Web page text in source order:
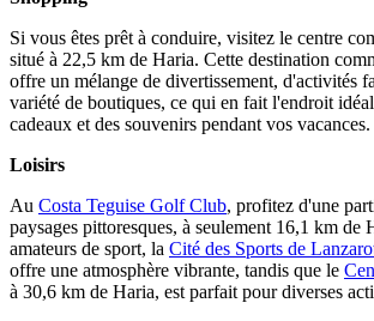
Si vous êtes prêt à conduire, visitez le centre
situé à 22,5 km de Haria. Cette destination
offre un mélange de divertissement, d'activités
variété de boutiques, ce qui en fait l'endroit
cadeaux et des souvenirs pendant vos vacances.
Loisirs
Au Costa Teguise Golf Club, profitez d'une
paysages pittoresques, à seulement 16,1 km de
amateurs de sport, la Cité des Sports de
offre une atmosphère vibrante, tandis que le
à 30,6 km de Haria, est parfait pour diverses